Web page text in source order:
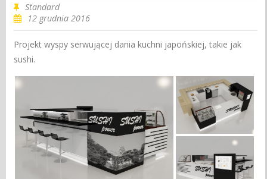
Standard
12 grudnia 2016
Projekt wyspy serwującej dania kuchni japońskiej, takie jak
sushi.